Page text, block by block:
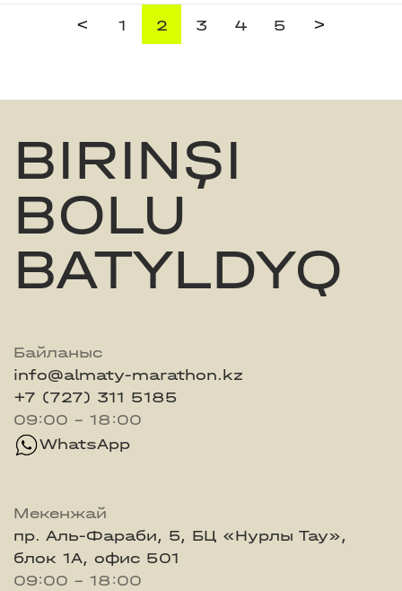
< 1 2 3 4 5 >
BIRINŞI
BOLU
BATYLDYQ
Байланыс
info@almaty-marathon.kz
+7 (727) 311 5185
09:00 - 18:00
WhatsApp
Мекенжай
пр. Аль-Фараби, 5, БЦ «Нурлы Тау»,
блок 1А, офис 501
09:00 - 18:00